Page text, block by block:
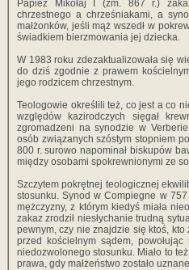
Papież Mikołaj I (zm. 867 r.)
chrzestnego a chrześniakami, a
małżonków, jeśli mąż wszedł w
świadkiem bierzmowania jej dziecka.
W 1983 roku zdezaktualizowała się
do dziś zgodnie z prawem
jego rodzicem chrzestnym.
Teologowie określili też, co jest a co
względów kazirodczych sięgał
zgromadzeni na synodzie w
osób związanych szóstym stopniem
800 r. surowo napominał biskupów
między osobami spokrewnionymi ze
Szczytem pokrętnej teologicznej
stosunku. Synod w Compiegne w
mężczyzny, z którym kiedyś miała
zakaz zrodził niesłychanie trudną
pewnym, czy nie znajdzie się ktoś, kto
przed kościelnym sądem,
niedozwolonego stosunku. Miało to
prawa, gdy małżeństwo zostało